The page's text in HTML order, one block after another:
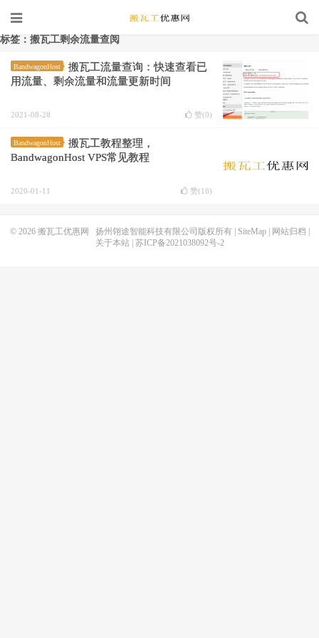
标签：搬瓦工剩余流量查阅
BandwagonHost
搬瓦工流量查询：快速查看已
用流量、剩余流量和流量更新时间
2021-08-28 赞(0)
BandwagonHost
搬瓦工教程整理，
BandwagonHost VPS常见教程
2020-01-11 赞(16)
© 2026 搬瓦工优惠网 扬州翎途智能科技有限公司版权所有 | SiteMap| 网站归档
关于本站| 苏ICP备2021038092号-2